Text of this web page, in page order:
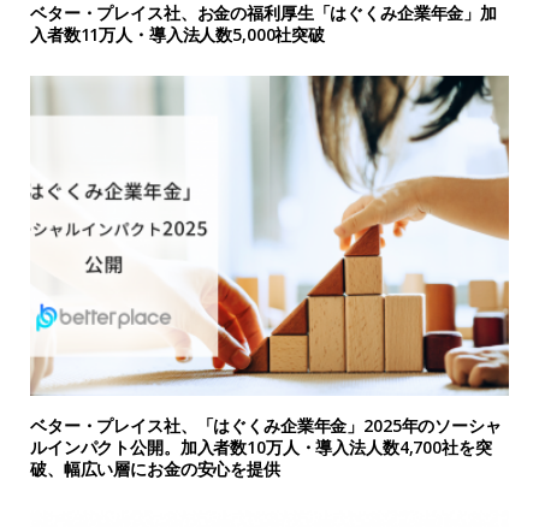
ベター・プレイス社、お金の福利厚生「はぐくみ企業年金」加
入者数11万人・導入法人数5,000社突破
ベター・プレイス社、「はぐくみ企業年金」2025年のソーシャ
ルインパクト公開。加入者数10万人・導入法人数4,700社を突
破、幅広い層にお金の安心を提供